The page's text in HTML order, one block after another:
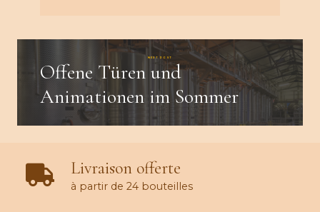
NEXT POST
Offene Türen und
Animationen im Sommer
Livraison offerte
à partir de 24 bouteilles